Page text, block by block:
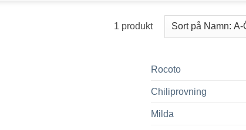
1 produkt
Rocoto
Chiliprovning
Milda